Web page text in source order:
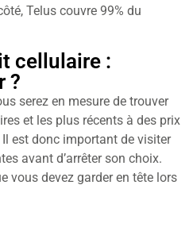
Telus couvre 99% du
cellulaire :
?
serez en mesure de trouver
et les plus récents à des prix
est donc important de visiter
avant d’arrêter son choix.
vous devez garder en tête lors